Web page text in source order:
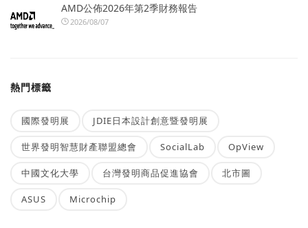
AMD公佈2026年第2季財務報告
2026/08/07
熱門標籤
國際發明展 JDIE日本設計創意暨發明展
世界發明智慧財產聯盟總會 SocialLab OpView
中國文化大學 台灣發明商品促進協會 北市圖
ASUS Microchip